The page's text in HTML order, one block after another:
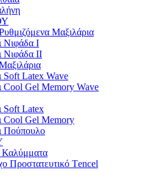
Μαξιλάρια
Νιφάδα Ι
Νιφάδα ΙΙ
Soft Latex Wave
Cool Gel Memory Wave
Soft Latex
Cool Gel Memory
Πούπουλο
Καλύμματα
Προστατευτικό Τencel